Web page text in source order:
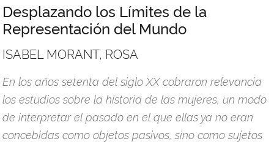
Desplazando los Límites de la
Representación del Mundo
ISABEL MORANT, ROSA
En los años setenta del siglo XX cobraron relevancia
los estudios sobre la historia de las mujeres, un modo
de interpretar el pasado en el que ellas ya no eran
concebidas como objetos pasivos, sino como sujetos